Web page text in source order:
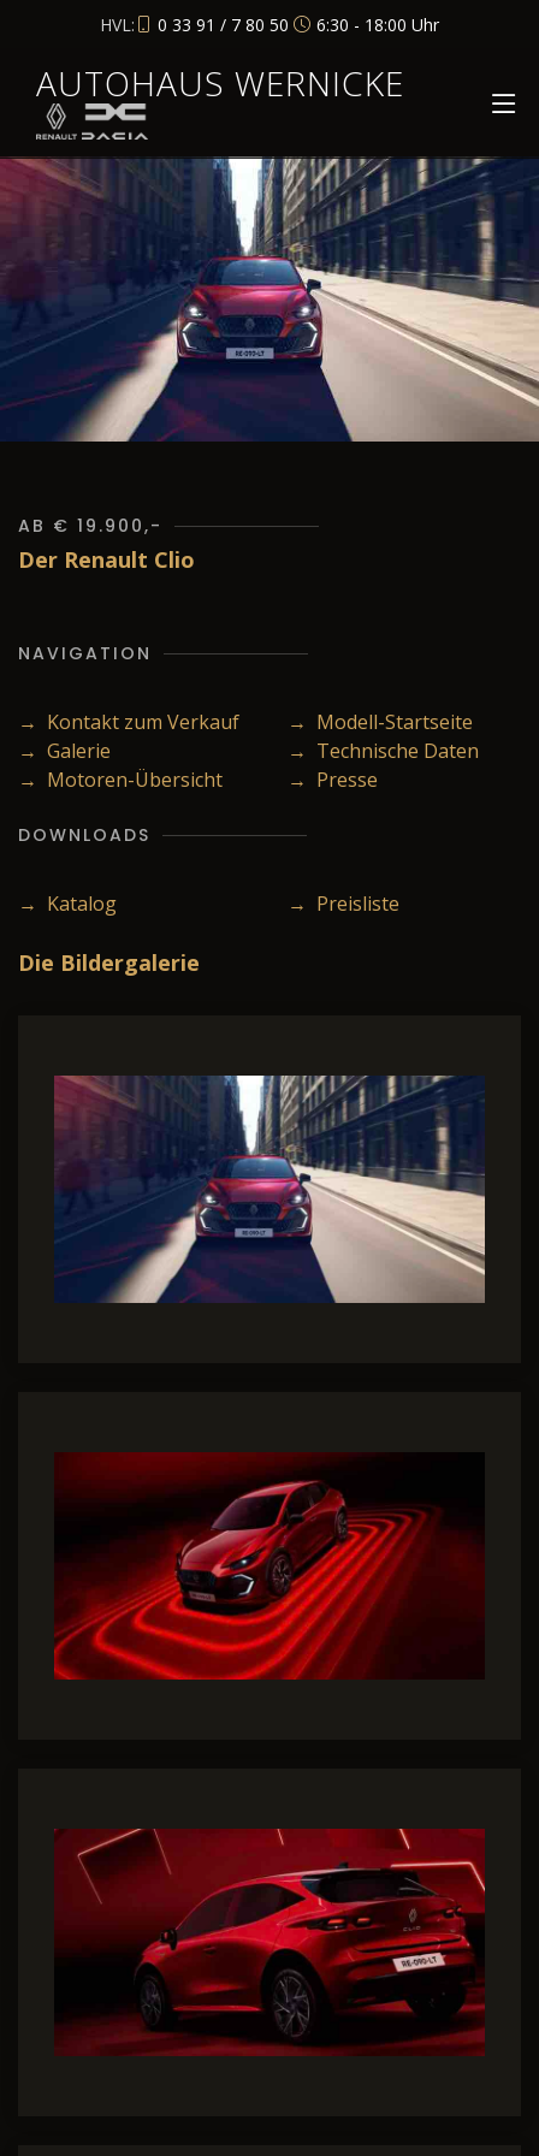
HVL: 0 33 91 / 7 80 50 6:30 - 18:00 Uhr
AUTOHAUS WERNICKE
AB € 19.900,-
Der Renault Clio
NAVIGATION
→ Kontakt zum Verkauf
→ Modell-Startseite
→ Galerie
→ Technische Daten
→ Motoren-Übersicht
→ Presse
DOWNLOADS
→ Katalog → Preisliste
Die Bildergalerie